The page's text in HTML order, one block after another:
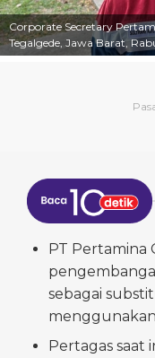
Corporate Secretary
Tegalgede, Jawa Barat,
PT Pertamina
sebagai
Pertagas saat